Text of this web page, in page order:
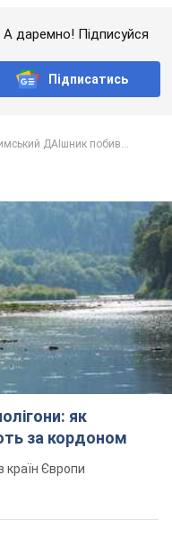
даремно! Підписуйся
Підписатись
ДАІшник побив...
як
за кордоном
країн Європи